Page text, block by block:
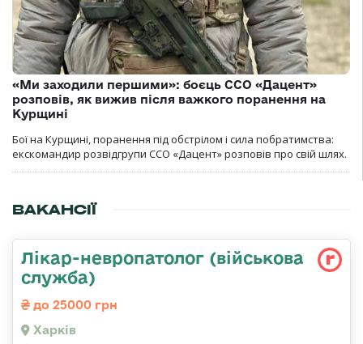
«Ми заходили першими»: боєць ССО «Дацент»
розповів, як вижив після важкого поранення на
Курщині
Бої на Курщині, поранення під обстрілом і сила побратимства:
екскомандир розвідгрупи ССО «Дацент» розповів про свій шлях.
ВАКАНСІЇ
Лікар-невропатолог (військова
служба)
до 25000 грн
Харків